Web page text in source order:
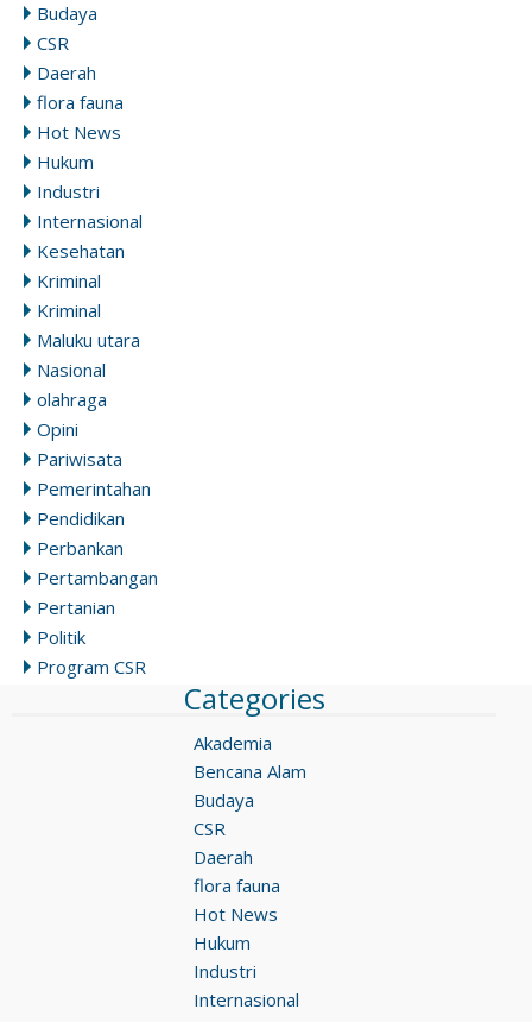
Budaya
CSR
Daerah
flora fauna
Hot News
Hukum
Industri
Internasional
Kesehatan
Kriminal
Kriminal
Maluku utara
Nasional
olahraga
Opini
Pariwisata
Pemerintahan
Pendidikan
Perbankan
Pertambangan
Pertanian
Politik
Program CSR
Categories
Akademia
Bencana Alam
Budaya
CSR
Daerah
flora fauna
Hot News
Hukum
Industri
Internasional